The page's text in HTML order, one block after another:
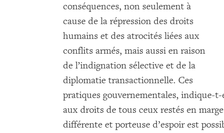
conséquences, non seulement à
cause de la répression des droits
humains et des atrocités liées aux
conflits armés, mais aussi en raison
de l’indignation sélective et de la
diplomatie transactionnelle. Ces
pratiques gouvernementales, indique-
aux droits de tous ceux restés en
différente et porteuse d’espoir est